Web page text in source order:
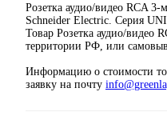
Розетка аудио/видео RCA
Schneider Electric. Серия
Товар Розетка аудио/видео
территории РФ, или
Информацию о стоимости
заявку на почту